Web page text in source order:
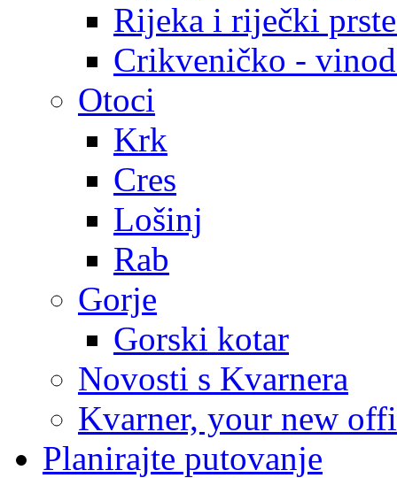
Rijeka i riječki
Crikveničko -
Otoci
Krk
Cres
Lošinj
Rab
Gorje
Gorski kotar
Novosti s Kvarnera
Kvarner, your new
Planirajte putovanje